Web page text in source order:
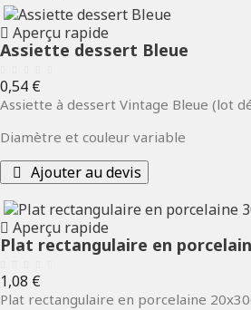
Aperçu rapide
Assiette dessert Bleue
Prix
0,54 €
Assiette à dessert Vintage Bleue (lot
Diamètre et couleur variable
Ajouter au devis
Aperçu rapide
Plat rectangulaire en
Prix
1,08 €
Plat rectangulaire en porcelaine